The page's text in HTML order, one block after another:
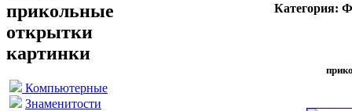
прикольные
открытки
картинки
Компьютерные
Знаменитости
Категория: